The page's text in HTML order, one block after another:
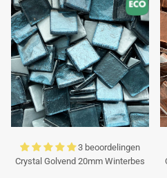
3 beoordelingen
Crystal Golvend 20mm Winterbes